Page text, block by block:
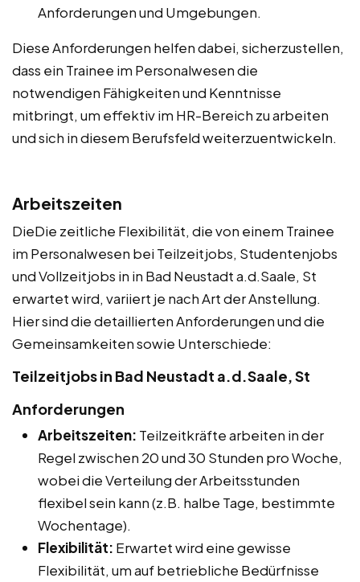
Anforderungen und Umgebungen.
Diese Anforderungen helfen dabei, sicherzustellen,
dass ein Trainee im Personalwesen die
notwendigen Fähigkeiten und Kenntnisse
mitbringt, um effektiv im HR-Bereich zu arbeiten
und sich in diesem Berufsfeld weiterzuentwickeln.
Arbeitszeiten
DieDie zeitliche Flexibilität, die von einem Trainee
im Personalwesen bei Teilzeitjobs, Studentenjobs
und Vollzeitjobs in in Bad Neustadt a.d.Saale, St
erwartet wird, variiert je nach Art der Anstellung.
Hier sind die detaillierten Anforderungen und die
Gemeinsamkeiten sowie Unterschiede:
Teilzeitjobs in Bad Neustadt a.d.Saale, St
Anforderungen
Arbeitszeiten: Teilzeitkräfte arbeiten in der
Regel zwischen 20 und 30 Stunden pro Woche,
wobei die Verteilung der Arbeitsstunden
flexibel sein kann (z.B. halbe Tage, bestimmte
Wochentage).
Flexibilität: Erwartet wird eine gewisse
Flexibilität, um auf betriebliche Bedürfnisse